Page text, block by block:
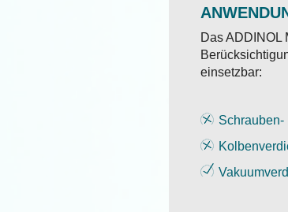
Das ADDINOL
einsetzbar:
Schrauben-